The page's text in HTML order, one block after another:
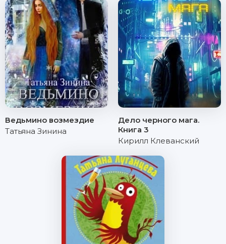
Ведьмино возмездие
Татьяна Зинина
Дело черного мага.
Книга 3
Кирилл Клеванский